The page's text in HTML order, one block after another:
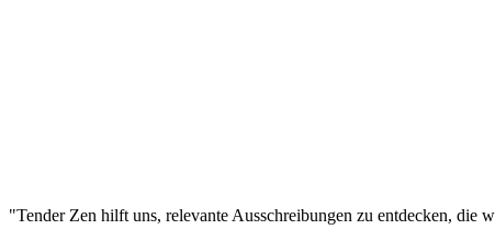
"Tender Zen hilft uns, relevante Ausschreibungen zu entdecken, die